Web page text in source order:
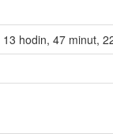
13 hodin, 47 minut,